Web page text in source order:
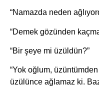
“Namazda neden
“Demek gözünden
“Bir şeye mi üzüldün?”
“Yok oğlum,
üzülünce ağlamaz ki.